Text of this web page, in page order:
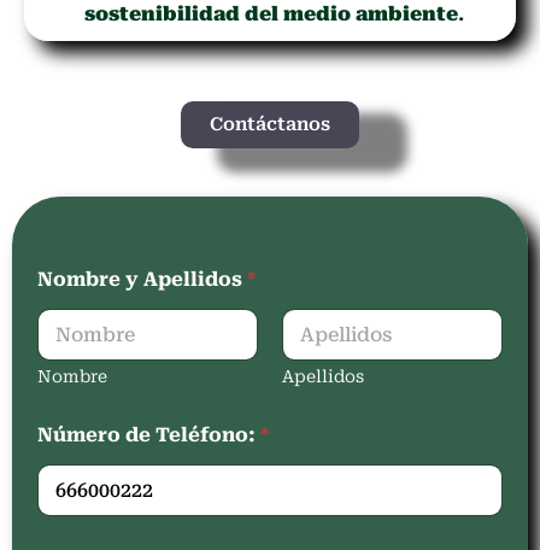
sostenibilidad del medio ambiente.
Contáctanos
Nombre y Apellidos *
Nombre Apellidos
Número de Teléfono: *